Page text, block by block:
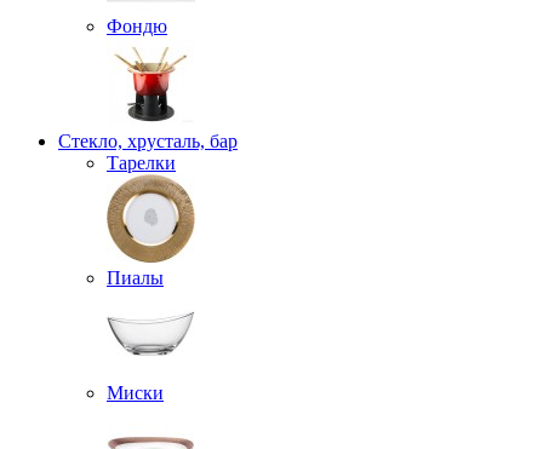
Фондю
Стекло, хрусталь, бар
Тарелки
Пиалы
Миски